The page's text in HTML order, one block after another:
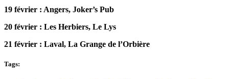
19 février : Angers, Joker’s Pub
20 février : Les Herbiers, Le Lys
21 février : Laval, La Grange de l’Orbière
Tags: